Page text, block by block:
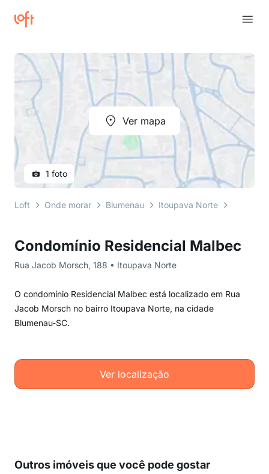
Condomínio Residencial Malbec
Rua Jacob Morsch, 188 • Itoupava Norte
O condomínio Residencial Malbec está localizado em Rua
Jacob Morsch no bairro Itoupava Norte, na cidade
Blumenau-SC.
Ver localização
Ver mapa
1 foto
Loft Onde morar Blumenau Itoupava Norte
Outros imóveis que você pode gostar